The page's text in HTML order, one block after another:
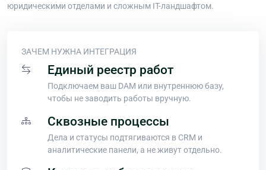
юридическими отделами и сложным IT-ландшафтом.
ЗАЧЕМ НУЖНА ИНТЕГРАЦИЯ
Единый реестр работ
Подключаем ваш DAM или внутреннюю базу,
чтобы не заводить работы вручную.
Сквозные процессы
Дела и статусы подтягиваются в CRM и
аналитические панели, а не живут отдельно.